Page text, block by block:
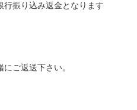
行振り込み返金となります
ご返送下さい。